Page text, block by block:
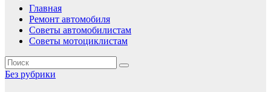
Главная
Ремонт автомобиля
Советы автомобилистам
Советы мотоциклистам
Без рубрики